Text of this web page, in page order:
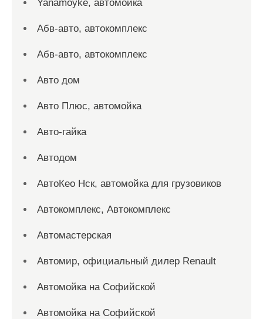
Yanamoyke, автомойка
Абв-авто, автокомплекс
Абв-авто, автокомплекс
Авто дом
Авто Плюс, автомойка
Авто-гайка
Автодом
АвтоКео Нск, автомойка для грузовиков
Автокомплекс, Автокомплекс
Автомастерская
Автомир, официальный дилер Renault
Автомойка на Софийской
Автомойка на Софийской